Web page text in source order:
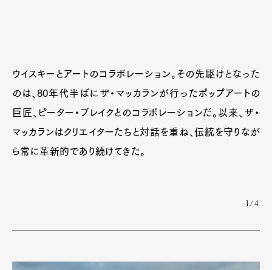
ウイスキーとアートのコラボレーション。その先駆けとなった
のは、80年代半ばにザ・マッカランが行ったポップアートの
巨匠、ピーター・ブレイクとのコラボレーションだ。以来、ザ・
マッカランはクリエイターたちと対話を重ね、伝統を守りなが
ら常に革新的であり続けてきた。
1/4